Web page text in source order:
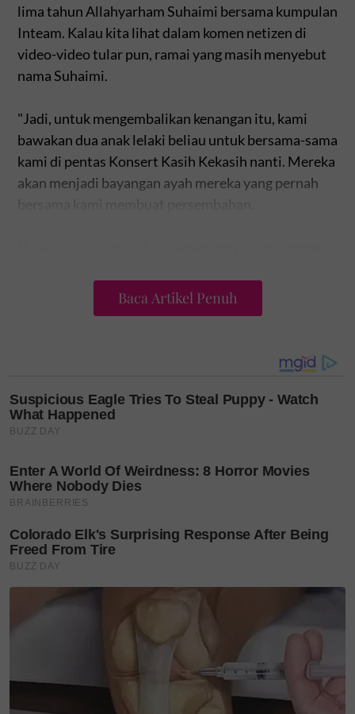
lima tahun Allahyarham Suhaimi bersama kumpulan
Inteam. Kalau kita lihat dalam komen netizen di
video-video tular pun, ramai yang masih menyebut
nama Suhaimi.
"Jadi, untuk mengembalikan kenangan itu, kami
bawakan dua anak lelaki beliau untuk bersama-sama
kami di pentas Konsert Kasih Kekasih nanti. Mereka
akan menjadi bayangan ayah mereka yang pernah
bersama kami membuat persembahan.
tetapi sebab sering berjumpa dan kenal sejak kecil,
hubungan itu terasa sangat dekat.
"Baru-baru ini, ketika pemergian ayah mereka pun,
kami tahu apa yang mereka lalui. Kalau lihat di
TikTok pun, anak-anak arwah memang berbakat, ada
yang pandai main muzik, gitar dan sebagainya.
Itulah darah daging Suhaimi.
"Jadi, salah satu impian kami ialah untuk
mengetengahkan bakat mereka kepada khalayak
ramai. Itulah sebenarnya tanda kasih sejati seorang
sahabat," katanya.
Kumpulan Inteam juga bakal mengeluarkan single
bersama anak-anak Allahyarham Suhaimi, iaitu
sebuah lagu yang pernah dipopularkan oleh arwah
Baca Artikel Penuh